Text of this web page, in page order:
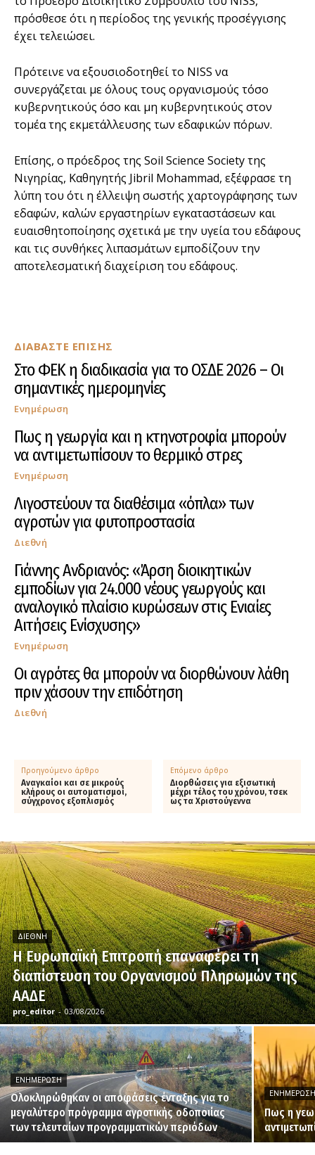
ΔΙΑΒΑΣΤΕ ΕΠΙΣΗΣ
Στο ΦΕΚ η διαδικασία για το ΟΣΔΕ 2026 – Οι
σημαντικές ημερομηνίες
Ενημέρωση
Πως η γεωργία και η κτηνοτροφία μπορούν
να αντιμετωπίσουν το θερμικό στρες
Ενημέρωση
Λιγοστεύουν τα διαθέσιμα «όπλα» των
αγροτών για φυτοπροστασία
Διεθνή
Γιάννης Ανδριανός: «Άρση διοικητικών
εμποδίων για 24.000 νέους γεωργούς και
αναλογικό πλαίσιο κυρώσεων στις Ενιαίες
Αιτήσεις Ενίσχυσης»
Ενημέρωση
Οι αγρότες θα μπορούν να διορθώνουν λάθη
πριν χάσουν την επιδότηση
Διεθνή
πρόσθεσε ότι η περίοδος της γενικής προσέγγισης
έχει τελειώσει.
Πρότεινε να εξουσιοδοτηθεί το NISS να
συνεργάζεται με όλους τους οργανισμούς τόσο
κυβερνητικούς όσο και μη κυβερνητικούς στον
τομέα της εκμετάλλευσης των εδαφικών πόρων.
Επίσης, ο πρόεδρος της Soil Science Society της
Νιγηρίας, Καθηγητής Jibril Mohammad, εξέφρασε τη
λύπη του ότι η έλλειψη σωστής χαρτογράφησης των
εδαφών, καλών εργαστηρίων εγκαταστάσεων και
ευαισθητοποίησης σχετικά με την υγεία του εδάφους
και τις συνθήκες λιπασμάτων εμποδίζουν την
αποτελεσματική διαχείριση του εδάφους.
Προηγούμενο άρθρο
Αναγκαίοι και σε μικρούς
κλήρους οι αυτοματισμοί,
σύγχρονος εξοπλισμός
Επόμενο άρθρο
Διορθώσεις για εξισωτική
μέχρι τέλος του χρόνου, τσεκ
ως τα Χριστούγεννα
ΔΙΕΘΝΉ
H Ευρωπαϊκή Επιτροπή επαναφέρει τη
διαπίστευση του Οργανισμού Πληρωμών της
ΑΑΔΕ
pro_editor - 03/08/2026
ΕΝΗΜΈΡΩΣΗ
Ολοκληρώθηκαν οι αποφάσεις ένταξης για το
μεγαλύτερο πρόγραμμα αγροτικής οδοποιίας
των τελευταίων προγραμματικών περιόδων
Πως η